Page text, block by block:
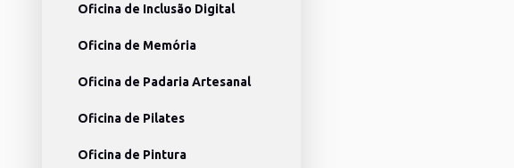
Oficina de Inclusão Digital
Oficina de Memória
Oficina de Padaria Artesanal
Oficina de Pilates
Oficina de Pintura